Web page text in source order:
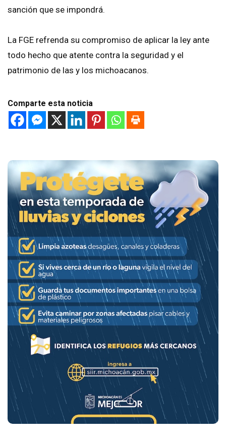
sanción que se impondrá.
La FGE refrenda su compromiso de aplicar la ley ante
todo hecho que atente contra la seguridad y el
patrimonio de las y los michoacanos.
Comparte esta noticia